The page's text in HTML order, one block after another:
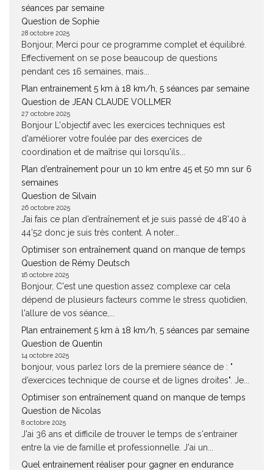
séances par semaine
Question de Sophie
28 octobre 2025
Bonjour, Merci pour ce programme complet et équilibré.
Effectivement on se pose beaucoup de questions
pendant ces 16 semaines, mais...
Plan entrainement 5 km à 18 km/h, 5 séances par semaine
Question de JEAN CLAUDE VOLLMER
27 octobre 2025
Bonjour L'objectif avec les exercices techniques est
d'améliorer votre foulée par des exercices de
coordination et de maîtrise qui lorsqu'ils...
Plan d’entraînement pour un 10 km entre 45 et 50 mn sur 6
semaines
Question de Silvain
26 octobre 2025
J’ai fais ce plan d’entraînement et je suis passé de 48’40 à
44’52 donc je suis très content. A noter...
Optimiser son entraînement quand on manque de temps
Question de Rémy Deutsch
16 octobre 2025
Bonjour, C'est une question assez complexe car cela
dépend de plusieurs facteurs comme le stress quotidien,
l'allure de vos séance,...
Plan entrainement 5 km à 18 km/h, 5 séances par semaine
Question de Quentin
14 octobre 2025
bonjour, vous parlez lors de la premiere séance de : "
d’exercices technique de course et de lignes droites". Je...
Optimiser son entraînement quand on manque de temps
Question de Nicolas
8 octobre 2025
J'ai 36 ans et difficile de trouver le temps de s'entrainer
entre la vie de famille et professionnelle. J'ai un...
Quel entrainement réaliser pour gagner en endurance